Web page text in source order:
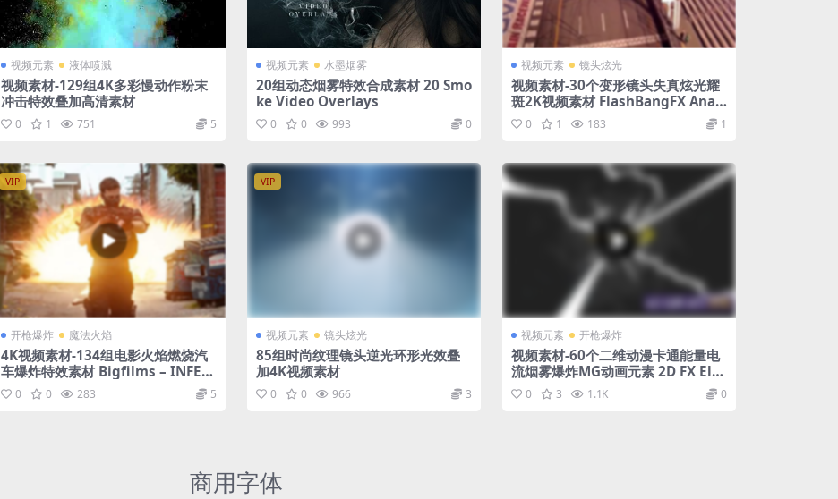
视频元素 液体喷溅
视频素材-129组4K多彩慢动作粉末
冲击特效叠加高清素材
0 1 751 5
视频元素 水墨烟雾
20组动态烟雾特效合成素材 20 Smo
ke Video Overlays
0 0 993 0
视频元素 镜头炫光
视频素材-30个变形镜头失真炫光耀
斑2K视频素材 FlashBangFX Ana
morphic Insta-Flares
0 1 183 1
VIP
开枪爆炸 魔法火焰
4K视频素材-134组电影火焰燃烧汽
车爆炸特效素材 Bigfilms – INFER
NO Pack
0 0 283 5
VIP
视频元素 镜头炫光
85组时尚纹理镜头逆光环形光效叠
加4K视频素材
0 0 966 3
视频元素 开枪爆炸
视频素材-60个二维动漫卡通能量电
流烟雾爆炸MG动画元素 2D FX Ele
ments
0 3 1.1K 0
商用字体